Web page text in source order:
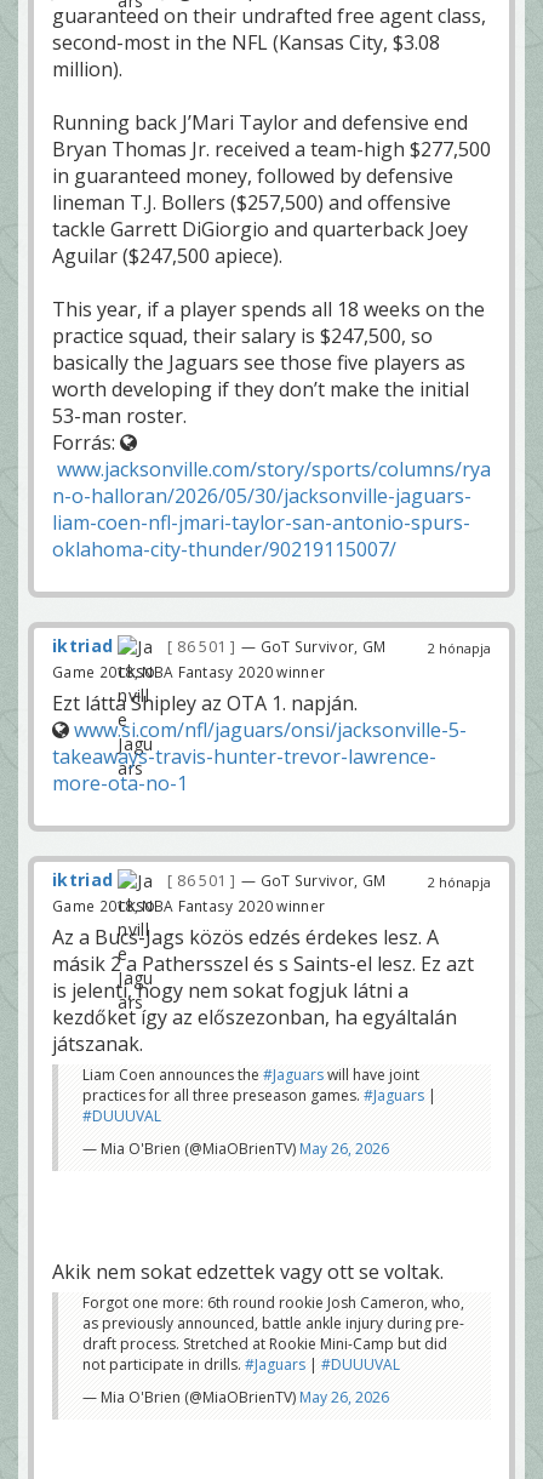
guaranteed on their undrafted free agent class,
second-most in the NFL (Kansas City, $3.08
million).
Running back J’Mari Taylor and defensive end
Bryan Thomas Jr. received a team-high $277,500
in guaranteed money, followed by defensive
lineman T.J. Bollers ($257,500) and offensive
tackle Garrett DiGiorgio and quarterback Joey
Aguilar ($247,500 apiece).
This year, if a player spends all 18 weeks on the
practice squad, their salary is $247,500, so
basically the Jaguars see those five players as
worth developing if they don’t make the initial
53-man roster.
Forrás:
www.jacksonville.com/story/sports/columns/rya
n-o-halloran/2026/05/30/jacksonville-jaguars-
liam-coen-nfl-jmari-taylor-san-antonio-spurs-
oklahoma-city-thunder/90219115007/
2 hónapja
iktriad 86 501
— GoT Survivor, GM
Game 2018, NBA Fantasy 2020 winner
Ezt látta Shipley az OTA 1. napján.
www.si.com/nfl/jaguars/onsi/jacksonville-5-
takeaways-travis-hunter-trevor-lawrence-
more-ota-no-1
2 hónapja
iktriad 86 501
— GoT Survivor, GM
Game 2018, NBA Fantasy 2020 winner
Az a Bucs-Jags közös edzés érdekes lesz. A
másik 2 a Pathersszel és s Saints-el lesz. Ez azt
is jelenti, hogy nem sokat fogjuk látni a
kezdőket így az előszezonban, ha egyáltalán
játszanak.
Liam Coen announces the #Jaguarswill have joint
practices for all three preseason games. #Jaguars |
#DUUUVAL
— Mia O'Brien (@MiaOBrienTV)May 26, 2026
Akik nem sokat edzettek vagy ott se voltak.
Forgot one more: 6th round rookie Josh Cameron, who,
as previously announced, battle ankle injury during pre-
draft process. Stretched at Rookie Mini-Camp but did
not participate in drills. #Jaguars | #DUUUVAL
— Mia O'Brien (@MiaOBrienTV)May 26, 2026